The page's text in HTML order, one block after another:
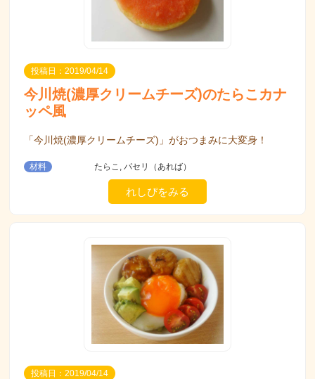
投稿日：2019/04/14
今川焼(濃厚クリームチーズ)のたらこカナ
ッペ風
「今川焼(濃厚クリームチーズ)」がおつまみに大変身！
材料 たらこ, パセリ（あれば）
れしぴをみる
投稿日：2019/04/14